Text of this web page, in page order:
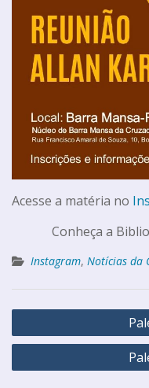
Acesse a matéria no
Conheça a
Instagram, Notícias da